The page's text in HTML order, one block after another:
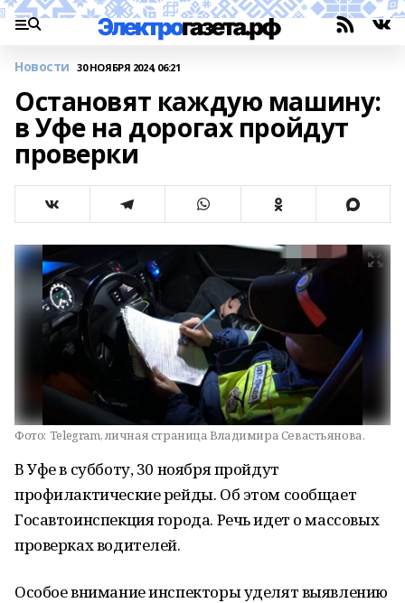
Новости 30 НОЯБРЯ 2024, 06:21
Остановят каждую машину:
в Уфе на дорогах пройдут
проверки
Фото: Telegram, личная страница Владимира Севастьянова.
В Уфе в субботу, 30 ноября пройдут
профилактические рейды. Об этом сообщает
Госавтоинспекция города. Речь идет о массовых
проверках водителей.
Особое внимание инспекторы уделят выявлению